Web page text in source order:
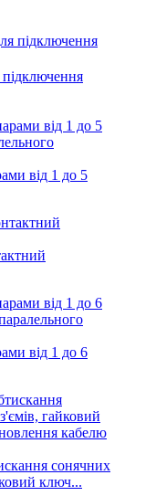
від 1 до 5
від 1 до 6
сонячних
ключ...